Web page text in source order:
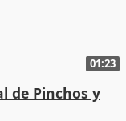
01:23
de Pinchos y